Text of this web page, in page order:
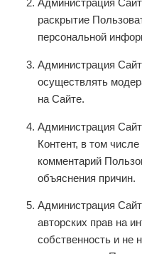
Администрация
раскрытие
персональной
Администрация
осуществлять
на Сайте.
Администрация
Контент, в том
комментарий
объяснения причин.
Администрация
авторских прав на
собственность и не